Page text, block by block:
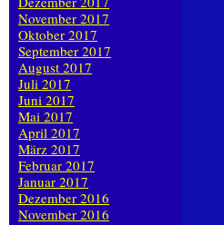
November 2017
Oktober 2017
September 2017
August 2017
Juli 2017
Juni 2017
Mai 2017
April 2017
März 2017
Februar 2017
Januar 2017
Dezember 2016
November 2016